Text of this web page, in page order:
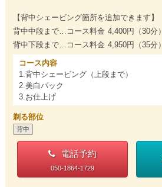
【背中シェービング箇所を追加できます】
背中中段まで…コース料金 4,400円（30分）
背中下段まで…コース料金 4,950円（35分）
コース内容
1.背中シェービング（上段まで）
2.美白パック
3.お仕上げ
剃る部位
背中
電話予約
050-1864-1729